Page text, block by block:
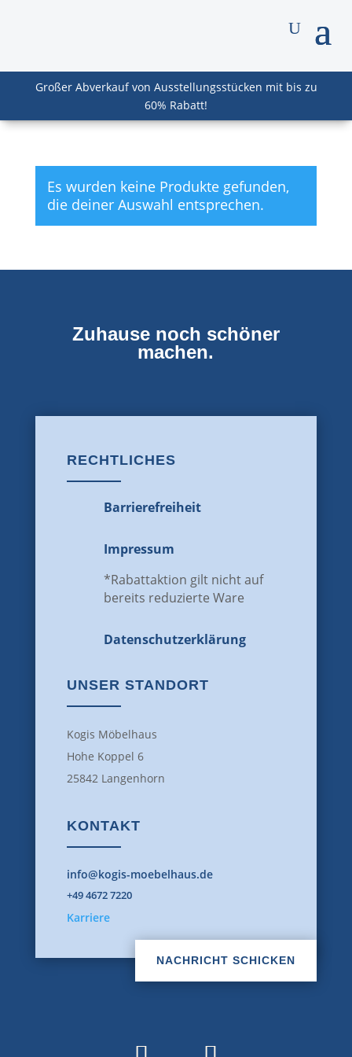
Großer Abverkauf von Ausstellungsstücken mit bis zu
60% Rabatt!
Es wurden keine Produkte gefunden,
die deiner Auswahl entsprechen.
Zuhause noch schöner
machen.
RECHTLICHES
Barrierefreiheit
Impressum
*Rabattaktion gilt nicht auf
bereits reduzierte Ware
Datenschutz­erklärung
UNSER STANDORT
Kogis Möbelhaus
Hohe Koppel 6
25842 Langenhorn
KONTAKT
info@kogis-moebelhaus.de
+49 4672 7220
Karriere
NACHRICHT SCHICKEN